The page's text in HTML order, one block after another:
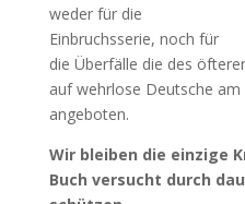
weder für die
Einbruchsserie, noch für
die Überfälle die des
auf wehrlose Deutsche
angeboten.
Wir bleiben die einzige
Buch versucht durch